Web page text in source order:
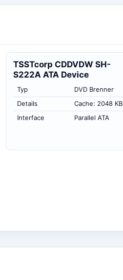
TSSTcorp CDDVDW SH-
S222A ATA Device
Typ
DVD Brenner
Details
Cache: 2048 KB
Interface
Parallel ATA